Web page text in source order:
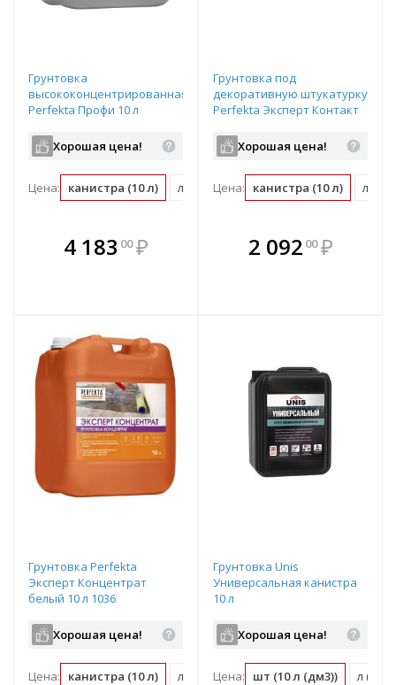
Грунтовка
высококонцентрированная
Perfekta Профи 10 л
Хорошая цена!
Цена: канистра (10 л) л (0.1 канистра)
4 183 00 ₽
В комплекте
всегда выгоднее!
Грунтовка под
декоративную штукатурку
Perfekta Эксперт Контакт
Хорошая цена!
Цена: канистра (10 л) л (0.1
В комплекте
всегда выгоднее!
2 092 00 ₽
Грунтовка Perfekta
Эксперт Концентрат
белый 10 л 1036
Хорошая цена!
Цена: канистра (10 л) л (0.1 канистра)
Грунтовка Unis
Универсальная канистра
10 л
Хорошая цена!
Цена: шт (10 л (дм3)) л